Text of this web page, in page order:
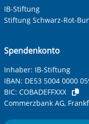
Ihre
Betreff ihrer Anfrage
Ihre Nachricht*
IB-Stiftung
Stiftung Schwarz-Rot-
Spendenkonto
Inhaber: IB-Stiftung
IBAN: DE53 5004 0000
BIC: COBADEFFXXX
Commerzbank AG,